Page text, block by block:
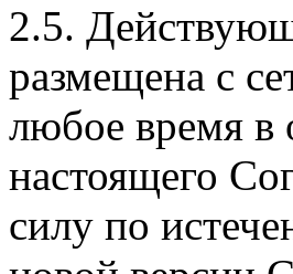
2.5.
размещена с
любое время в
настоящего
силу по